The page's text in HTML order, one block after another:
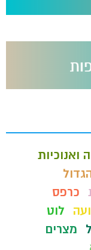
ואנוכיות
כרפס
לוט
מצרים